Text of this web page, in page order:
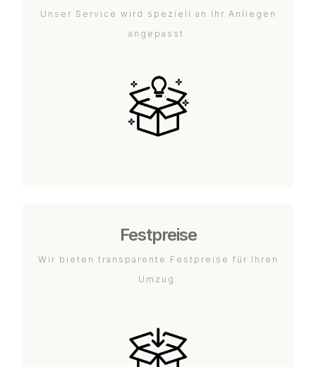
Unser Service wird speziell an Ihr Anliegen
angepasst.
Festpreise
Wir bieten transparente Festpreise für Ihren
Umzug.